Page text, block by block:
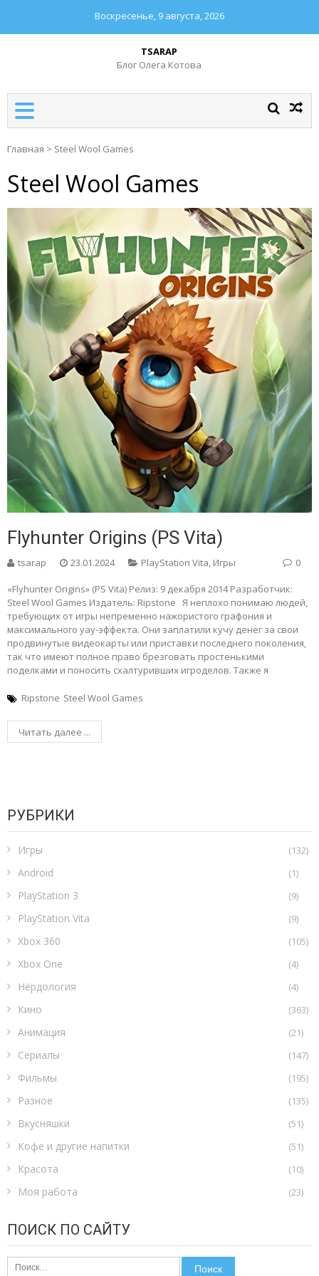
Воскресенье, 9 августа, 2026
TSARAP
Блог Олега Котова
Главная > Steel Wool Games
Steel Wool Games
Flyhunter Origins (PS Vita)
tsarap 23.01.2024 PlayStation Vita, Игры 0
«Flyhunter Origins» (PS Vita) Релиз: 9 декабря 2014 Разработчик:
Steel Wool Games Издатель: Ripstone Я неплохо понимаю людей,
требующих от игры непременно нажористого графония и
максимального уау-эффекта. Они заплатили кучу денег за свои
продвинутые видеокарты или приставки последнего поколения,
так что имеют полное право брезговать простенькими
поделками и поносить схалтуривших игроделов. Также я
Ripstone Steel Wool Games
Читать далее ...
РУБРИКИ
Игры (132)
Android (1)
PlayStation 3 (9)
PlayStation Vita (9)
Xbox 360 (105)
Xbox One (4)
Нёрдология (4)
Кино (363)
Анимация (21)
Сериалы (147)
Фильмы (195)
Разное (135)
Вкусняшки (51)
Кофе и другие напитки (51)
Красота (10)
Моя работа (23)
ПОИСК ПО САЙТУ
Найти: